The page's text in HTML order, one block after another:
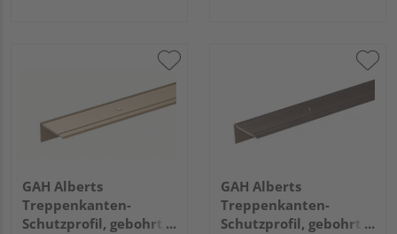
GAH Alberts
Treppenkanten-
Schutzprofil, gebohrt,
GAH Alberts
Treppenkanten-
Schutzprofil, gebohrt,